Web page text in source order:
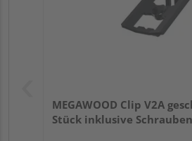
MEGAWOOD Clip V2A
Stück inklusive